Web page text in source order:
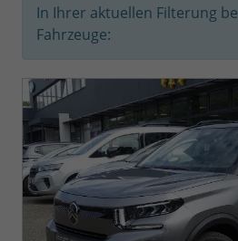
In Ihrer aktuellen Filterung
Fahrzeuge: